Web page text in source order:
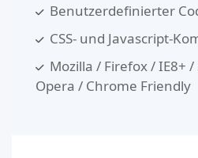
Benutzerdefinierter
CSS- und Javascript-
Mozilla / Firefox / IE8+
Opera / Chrome Friendly